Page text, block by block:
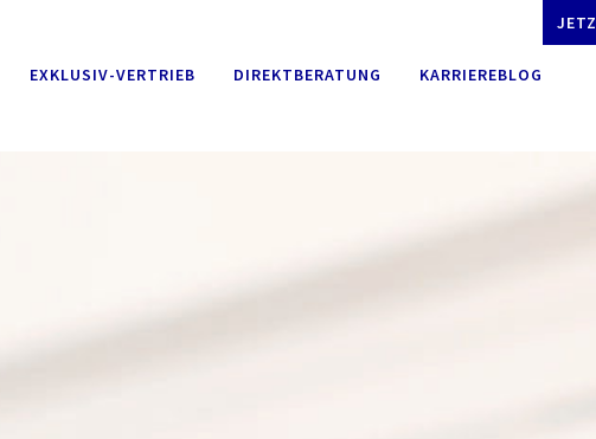
EXKLUSIV-VERTRIEB DIREKTBERATUNG KARRIEREBLOG